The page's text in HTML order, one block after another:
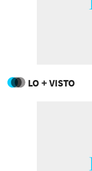
LO + VISTO